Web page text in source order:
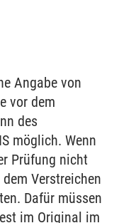
Angabe von
vor dem
des
möglich. Wenn
Prüfung nicht
Verstreichen
Dafür müssen
im Original im